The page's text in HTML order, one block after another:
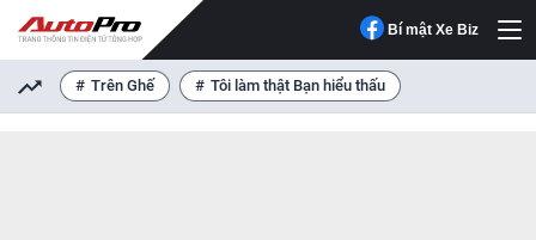
Bí mật Xe Biz
Trên Ghế Tôi làm thật Bạn hiểu thấu